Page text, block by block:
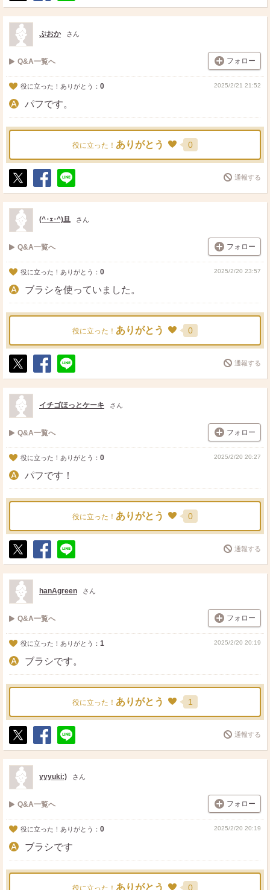
ポ
ス
ト
シ
ェ
送
る
ぷおか さん
Q&A一覧へ フォロー
役に立った！ありがとう： 0 2025/2/21 21:52
パフです。
役に立った！ ありがとう 0
ポ
ス
ト
シ
ェ
送
る
通報する
(^･ｪ･^)旦 さん
Q&A一覧へ フォロー
役に立った！ありがとう： 0 2025/2/20 23:57
ブラシを使っていました。
役に立った！ ありがとう 0
ポ
ス
ト
シ
ェ
送
る
通報する
イチゴほっとケーキ さん
Q&A一覧へ フォロー
役に立った！ありがとう： 0 2025/2/20 20:27
パフです！
役に立った！ ありがとう 0
ポ
ス
ト
シ
ェ
送
る
通報する
hanAgreen さん
Q&A一覧へ フォロー
役に立った！ありがとう： 1 2025/2/20 20:19
ブラシです。
役に立った！ ありがとう 1
ポ
ス
ト
シ
ェ
送
る
通報する
yyyuki:) さん
Q&A一覧へ フォロー
役に立った！ありがとう： 0 2025/2/20 20:19
ブラシです
役に立った！ ありがとう 0